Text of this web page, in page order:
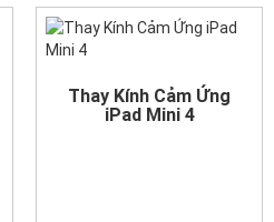
Thay Kính Cảm Ứng
iPad Mini 4